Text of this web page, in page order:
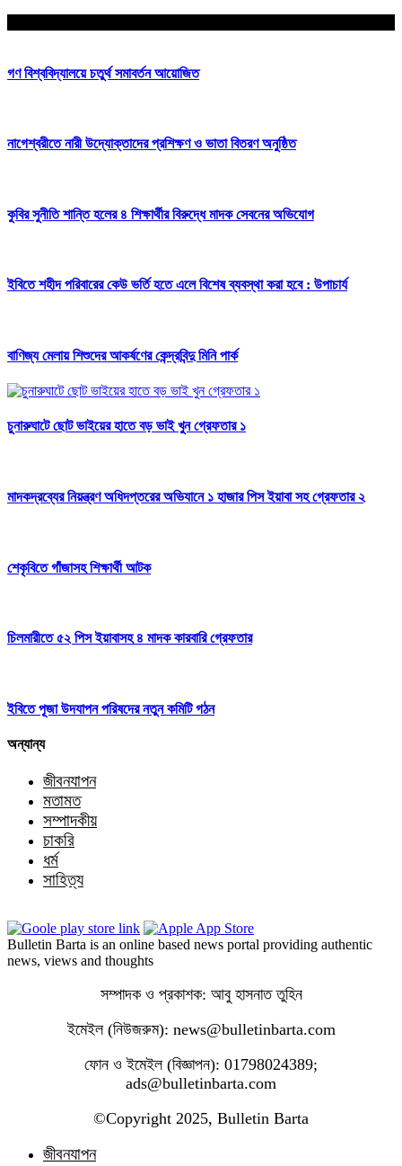
গণ বিশ্ববিদ্যালয়ে চতুর্থ সমাবর্তন আয়োজিত
নাগেশ্বরীতে নারী উদ্যোক্তাদের প্রশিক্ষণ ও ভাতা বিতরণ অনুষ্ঠিত
কুবির সুনীতি শান্তি হলের ৪ শিক্ষার্থীর বিরুদ্ধে মাদক সেবনের অভিযোগ
ইবিতে শহীদ পরিবারের কেউ ভর্তি হতে এলে বিশেষ ব্যবস্থা করা হবে : উপাচার্য
বাণিজ্য মেলায় শিশুদের আকর্ষণের কেন্দ্রবিন্দু মিনি পার্ক
চুনারুঘাটে ছোট ভাইয়ের হাতে বড় ভাই খুন গ্রেফতার ১
মাদকদ্রব্যের নিয়ন্ত্রণ অধিদপ্তরের অভিযানে ১ হাজার পিস ইয়াবা সহ গ্রেফতার ২
শেকৃবিতে গাঁজাসহ শিক্ষার্থী আটক
চিলমারীতে ৫২ পিস ইয়াবাসহ ৪ মাদক কারবারি গ্রেফতার
ইবিতে পূজা উদযাপন পরিষদের নতুন কমিটি গঠন
অন্যান্য
জীবনযাপন
মতামত
সম্পাদকীয়
চাকরি
ধর্ম
সাহিত্য
Bulletin Barta is an online based news portal providing authentic
news, views and thoughts
সম্পাদক ও প্রকাশক: আবু হাসনাত তুহিন
ইমেইল (নিউজরুম): news@bulletinbarta.com
ফোন ও ইমেইল (বিজ্ঞাপন): 01798024389;
ads@bulletinbarta.com
©️Copyright 2025, Bulletin Barta
জীবনযাপন